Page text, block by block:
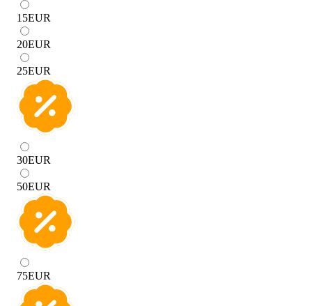
15EUR
20EUR
25EUR
30EUR
50EUR
75EUR